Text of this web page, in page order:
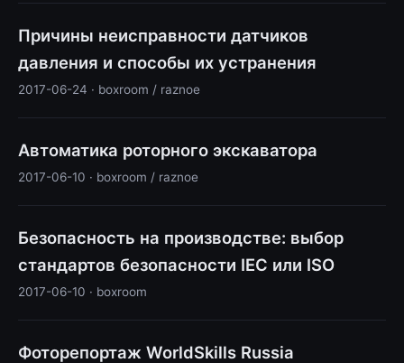
Причины неисправности датчиков
давления и способы их устранения
2017-06-24 · boxroom / raznoe
Автоматика роторного экскаватора
2017-06-10 · boxroom / raznoe
Безопасность на производстве: выбор
стандартов безопасности IEC или ISO
2017-06-10 · boxroom
Фоторепортаж WorldSkills Russia